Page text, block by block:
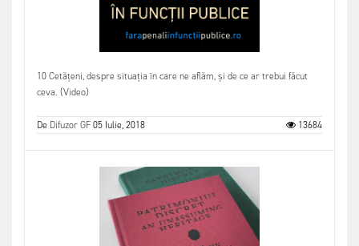
10 Cetățeni, despre situația în care ne aflăm, și de ce ar trebui făcut
ceva. (Video)
De Difuzor GF05 Iulie, 2018 13684